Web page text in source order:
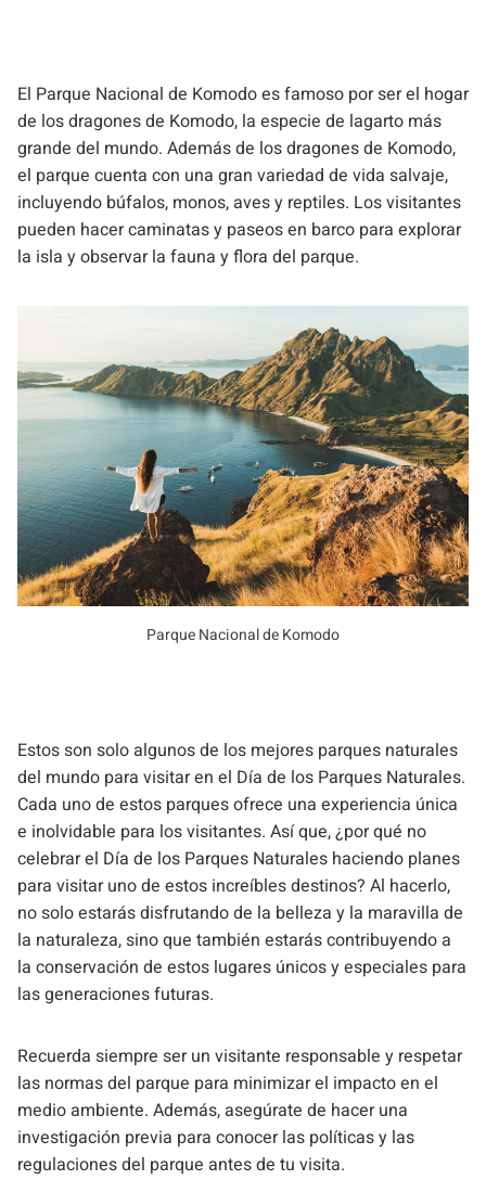
El Parque Nacional de Komodo es famoso por ser el hogar
de los dragones de Komodo, la especie de lagarto más
grande del mundo. Además de los dragones de Komodo,
el parque cuenta con una gran variedad de vida salvaje,
incluyendo búfalos, monos, aves y reptiles. Los visitantes
pueden hacer caminatas y paseos en barco para explorar
la isla y observar la fauna y flora del parque.
Parque Nacional de Komodo
Estos son solo algunos de los mejores parques naturales
del mundo para visitar en el Día de los Parques Naturales.
Cada uno de estos parques ofrece una experiencia única
e inolvidable para los visitantes. Así que, ¿por qué no
celebrar el Día de los Parques Naturales haciendo planes
para visitar uno de estos increíbles destinos? Al hacerlo,
no solo estarás disfrutando de la belleza y la maravilla de
la naturaleza, sino que también estarás contribuyendo a
la conservación de estos lugares únicos y especiales para
las generaciones futuras.
Recuerda siempre ser un visitante responsable y respetar
las normas del parque para minimizar el impacto en el
medio ambiente. Además, asegúrate de hacer una
investigación previa para conocer las políticas y las
regulaciones del parque antes de tu visita.